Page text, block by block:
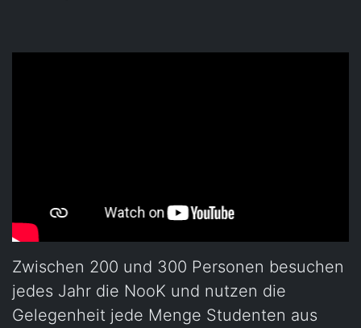
Zwischen 200 und 300 Personen besuchen
jedes Jahr die NooK und nutzen die
Gelegenheit jede Menge Studenten aus